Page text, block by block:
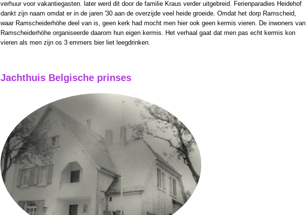
verhuur voor vakantiegasten. later werd dit door de familie Kraus verder uitgebreid. Ferienparadies Heidehof
dankt zijn naam omdat er in de jaren '30 aan de overzijde veel heide groeide. Omdat het dorp Ramscheid,
waar Ramscheiderhöhe deel van is, geen kerk had mocht men hier ook geen kermis vieren. De inwoners van
Ramscheiderhöhe organiseerde daarom hun eigen kermis. Het verhaal gaat dat men pas echt kermis kon
vieren als men zijn os 3 emmers bier liet leegdrinken.
Jachthuis Belgische prinses